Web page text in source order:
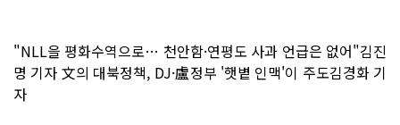
"NLL을 평화수역으로… 천안함·연평도 사과 언급은 없어"김진
명 기자 文의 대북정책, DJ·盧정부 '햇볕 인맥'이 주도김경화 기
자